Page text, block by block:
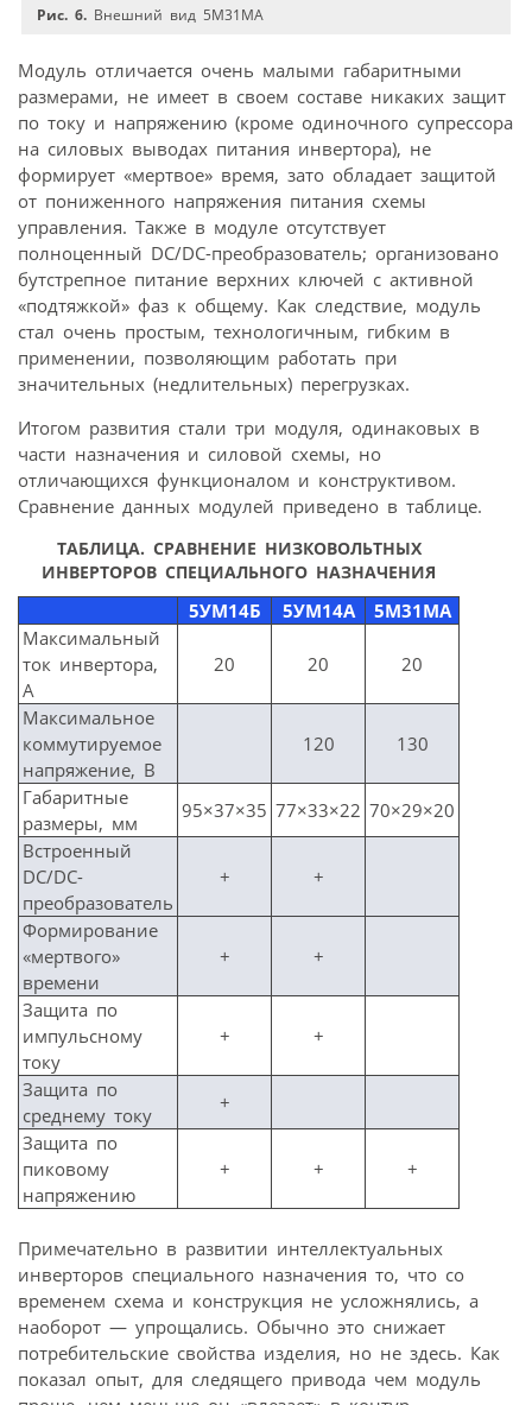
Рис. 6. Внешний вид 5М31МА
Модуль отличается очень малыми габаритными
размерами, не имеет в своем составе никаких защит
по току и напряжению (кроме одиночного супрессора
на силовых выводах питания инвертора), не
формирует «мертвое» время, зато обладает защитой
от пониженного напряжения питания схемы
управления. Также в модуле отсутствует
полноценный DC/DC-преобразователь; организовано
бутстрепное питание верхних ключей с активной
«подтяжкой» фаз к общему. Как следствие, модуль
стал очень простым, технологичным, гибким в
применении, позволяющим работать при
значительных (недлительных) перегрузках.
Итогом развития стали три модуля, одинаковых в
части назначения и силовой схемы, но
отличающихся функционалом и конструктивом.
Сравнение данных модулей приведено в таблице.
ТАБЛИЦА. СРАВНЕНИЕ НИЗКОВОЛЬТНЫХ
ИНВЕРТОРОВ СПЕЦИАЛЬНОГО НАЗНАЧЕНИЯ
5УМ14Б 5УМ14А
5М31МА
Максимальный
ток инвертора,
А
20 20 20
Максимальное
коммутируемое
напряжение, В
120 130
Габаритные
размеры, мм
95×37×35 77×33×22 70×29×20
Встроенный
DC/DC-
преобразователь
+ +
Формирование
«мертвого»
времени
+ +
Защита по
импульсному
току
+ +
Защита по
среднему току
+
Защита по
пиковому
напряжению
+ + +
Примечательно в развитии интеллектуальных
инверторов специального назначения то, что со
временем схема и конструкция не усложнялись, а
наоборот — упрощались. Обычно это снижает
потребительские свойства изделия, но не здесь. Как
показал опыт, для следящего привода чем модуль